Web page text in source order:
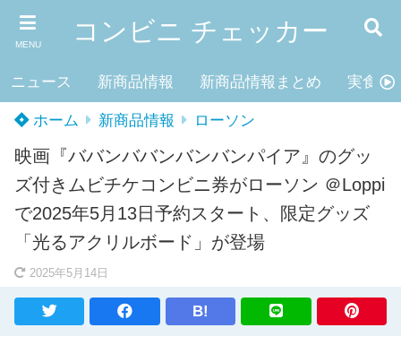
MENU コンビニ チェッカー
ニュース 新商品情報 新商品情報まとめ 実食レ
ホーム 新商品情報 ローソン
映画『ババンババンバンバンパイア』のグッ
ズ付きムビチケコンビニ券がローソン ＠Loppi
で2025年5月13日予約スタート、限定グッズ
「光るアクリルボード」が登場
2025年5月14日
B!